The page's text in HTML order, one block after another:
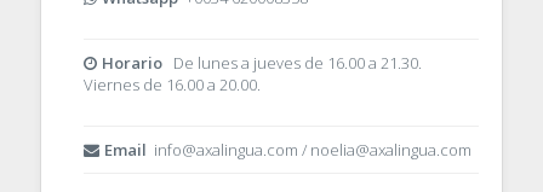
HorarioDe lunes a jueves de 16.00 a 21.30.
Viernes de 16.00 a 20.00.
Email info@axalingua.com / noelia@axalingua.com